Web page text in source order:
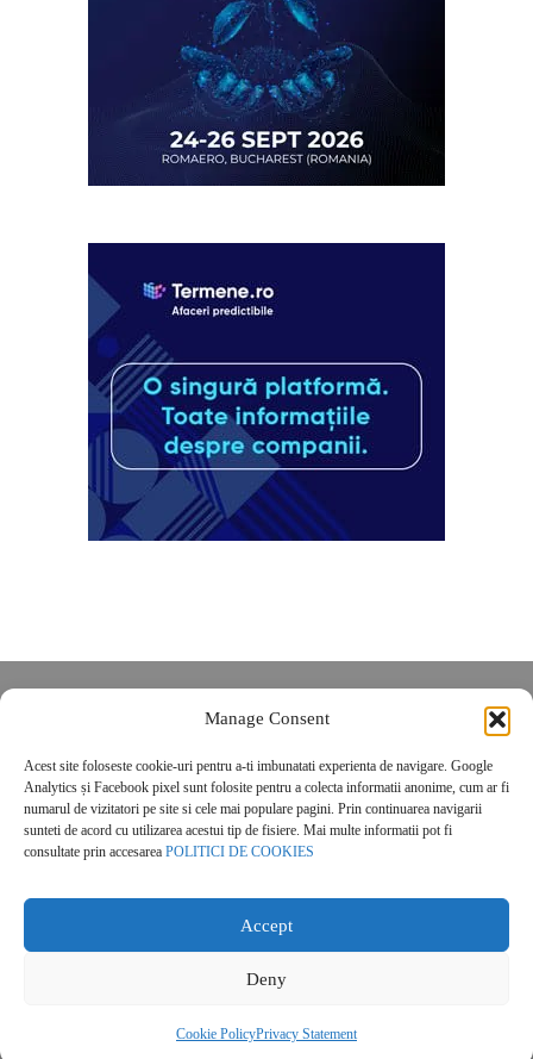
Manage Consent
Acest site foloseste cookie-uri pentru a-ti imbunatati experienta de navigare. Google
Analytics și Facebook pixel sunt folosite pentru a colecta informatii anonime, cum ar fi
numarul de vizitatori pe site si cele mai populare pagini. Prin continuarea navigarii
sunteti de acord cu utilizarea acestui tip de fisiere. Mai multe informatii pot fi
consultate prin accesarea POLITICI DE COOKIES
Accept
Deny
Cookie PolicyPrivacy Statement
POLITICĂ DE CONFIDENȚIALITATE
Politica de cookies
© 2026 Real Estate Magazine. All Rights Reserved.